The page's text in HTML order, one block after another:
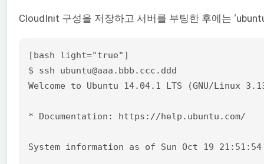
CloudInit 구성을 저장하고 서버를 부팅한 후에는
[bash light="true"]
$ ssh ubuntu@aaa.bbb.ccc.ddd
Welcome to Ubuntu 14.04.1 LTS (GNU/Linux
* Documentation: https://help.ubuntu.com/
System information as of Sun Oct 19 21:51:54